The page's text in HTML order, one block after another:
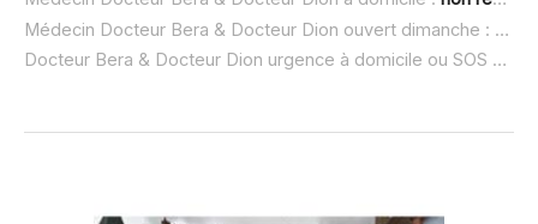
Médecin Docteur Bera & Docteur Dion ouvert dimanche :
non
Docteur Bera & Docteur Dion urgence à domicile ou SOS médecin :